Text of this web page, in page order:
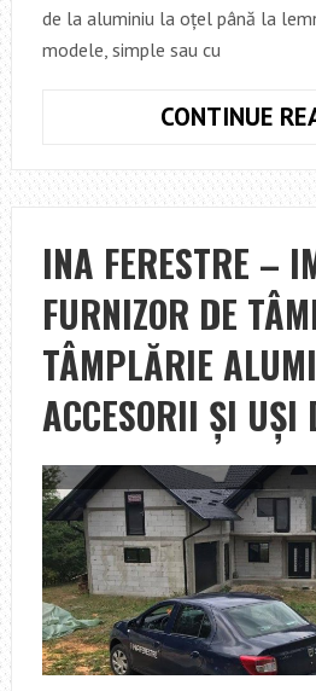
de la aluminiu la oțel până la
modele, simple sau cu
CONTINUE
INA FERESTRE –
FURNIZOR DE
TÂMPLĂRIE
ACCESORII ȘI UȘI